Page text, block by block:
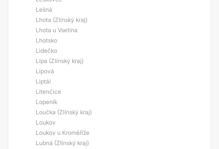
Lešná
Lhota (Zlínský kraj)
Lhota u Vsetína
Lhotsko
Lidečko
Lípa (Zlínský kraj)
Lipová
Liptál
Litenčice
Lopeník
Loučka (Zlínský kraj)
Loukov
Loukov u Kroměříže
Lubná (Zlínský kraj)